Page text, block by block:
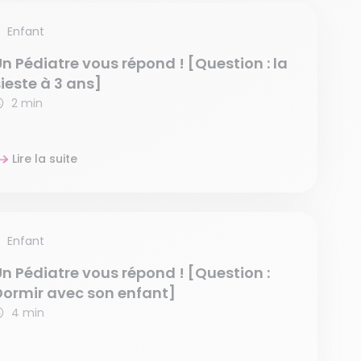
Enfant
Pédiatre vous répond ! [Question : la
à 3 ans]
2 min
Lire la suite
Enfant
Pédiatre vous répond ! [Question :
avec son enfant]
4 min